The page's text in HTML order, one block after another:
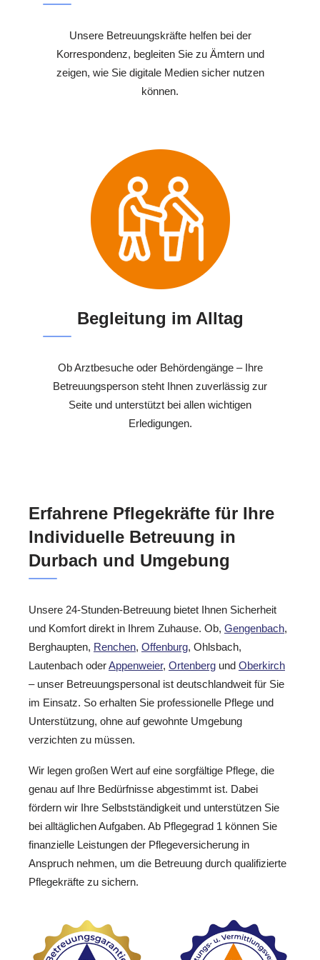
Unsere Betreuungskräfte helfen bei der
Korrespondenz, begleiten Sie zu Ämtern und
zeigen, wie Sie digitale Medien sicher nutzen
können.
Begleitung im Alltag
Ob Arztbesuche oder Behördengänge – Ihre
Betreuungsperson steht Ihnen zuverlässig zur
Seite und unterstützt bei allen wichtigen
Erledigungen.
Erfahrene Pflegekräfte für Ihre
Individuelle Betreuung in
Durbach und Umgebung
Unsere 24-Stunden-Betreuung bietet Ihnen Sicherheit
und Komfort direkt in Ihrem Zuhause. Ob, Gengenbach,
Berghaupten, Renchen, Offenburg, Ohlsbach,
Lautenbach oderAppenweier, Ortenberg und Oberkirch
– unser Betreuungspersonal ist deutschlandweit für Sie
im Einsatz. So erhalten Sie professionelle Pflege und
Unterstützung, ohne auf gewohnte Umgebung
verzichten zu müssen.
Wir legen großen Wert auf eine sorgfältige Pflege, die
genau auf Ihre Bedürfnisse abgestimmt ist. Dabei
fördern wir Ihre Selbstständigkeit und unterstützen Sie
bei alltäglichen Aufgaben. Ab Pflegegrad 1 können Sie
finanzielle Leistungen der Pflegeversicherung in
Anspruch nehmen, um die Betreuung durch qualifizierte
Pflegekräfte zu sichern.